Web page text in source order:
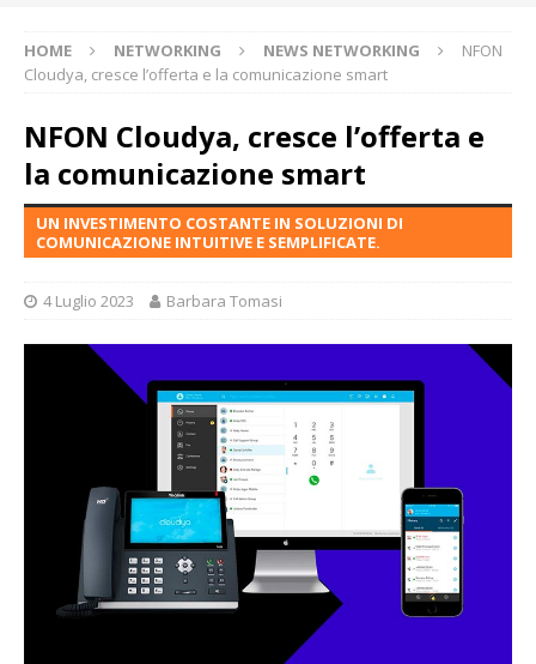
HOME NETWORKING NEWS NETWORKING
NFON
Cloudya, cresce l’offerta e la comunicazione smart
NFON Cloudya, cresce l’offerta e
la comunicazione smart
UN INVESTIMENTO COSTANTE IN SOLUZIONI DI
COMUNICAZIONE INTUITIVE E SEMPLIFICATE.
4 Luglio 2023 Barbara Tomasi